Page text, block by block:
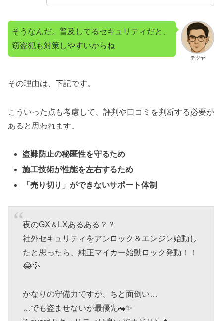
テツヤ
そうなんだ。普及してるセキュリティだと、
窃盗犯も対策しやすいからね
その理由は、下記です。
こういった点も考慮して、評判や口コミを判断する必要が
あると思われます。
盗難防止の秘匿性を守るため
施工技術が性能を左右するため
「売り切り」ができないサポート体制
夜のGX＆LXあるある？？
社外セキュリティをアンロック＆エンジン始動し
たと思ったら、純正マイカー始動ロック発動！！
😂💦
かなりの守備力ですが、ちと面倒い…
…でも盗ませないが最優先🚗✨